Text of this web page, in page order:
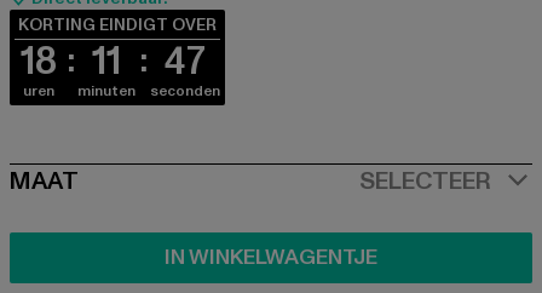
KORTING EINDIGT OVER
18
uren
11
minuten
47
seconden
SIZE
MAAT SELECTEER
IN WINKELWAGENTJE